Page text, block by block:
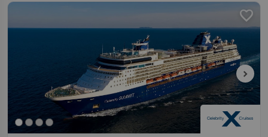
favorite
chevron_right